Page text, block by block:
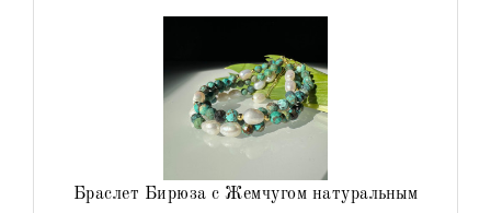
Браслет Бирюза с Жемчугом натуральным